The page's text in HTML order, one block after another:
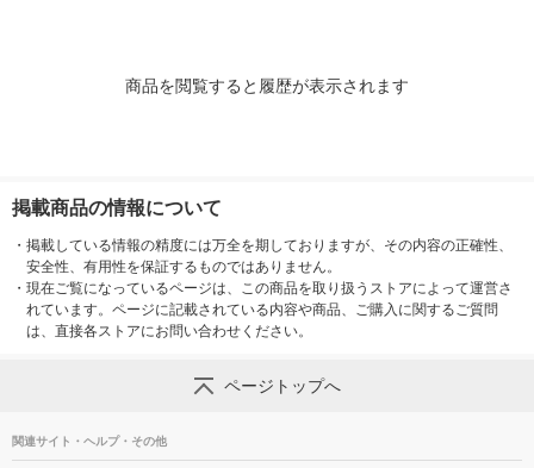
商品を閲覧すると履歴が表示されます
掲載商品の情報について
・ 掲載している情報の精度には万全を期しておりますが、その内容の正確性、
安全性、有用性を保証するものではありません。
・ 現在ご覧になっているページは、この商品を取り扱うストアによって運営さ
れています。ページに記載されている内容や商品、ご購入に関するご質問
は、直接各ストアにお問い合わせください。
ページトップへ
関連サイト・ヘルプ・その他